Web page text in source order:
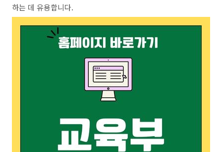
하는 데 유용합니다.